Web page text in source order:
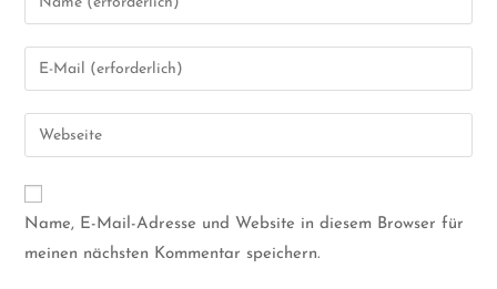
Name, E-Mail-Adresse und Website in diesem Browser für
meinen nächsten Kommentar speichern.